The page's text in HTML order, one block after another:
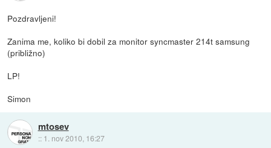
Pozdravljeni!
Zanima me, koliko bi dobil za monitor syncmaster 214t samsung
(približno)
LP!
Simon
mtosev
:: 1. nov 2010, 16:27